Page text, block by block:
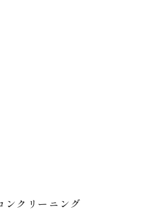
クリーニング